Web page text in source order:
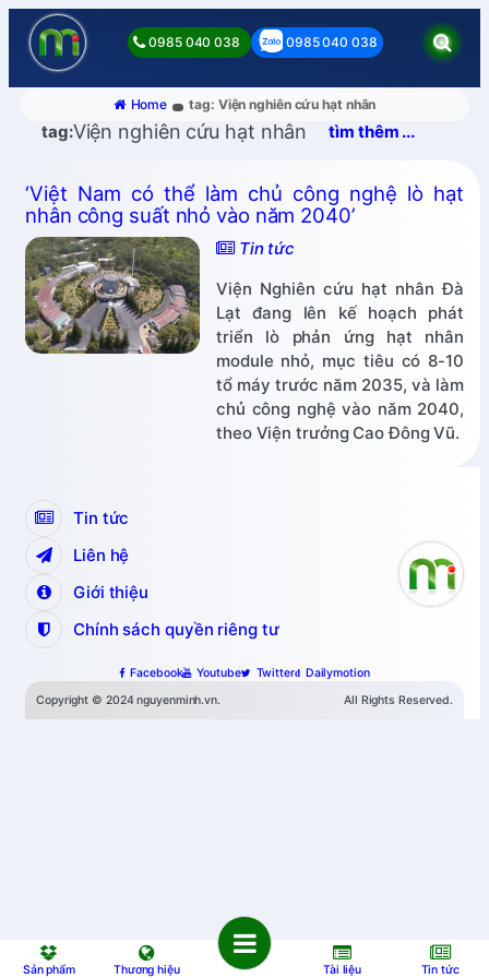
0985 040 038 0985 040 038
Sản phẩm Thương hiệu Tài liệu Tin tức
Home tag: Viện nghiên cứu hạt nhân
tag:Viện nghiên cứu hạt nhân tìm thêm ...
‘Việt Nam có thể làm chủ công nghệ lò hạt
nhân công suất nhỏ vào năm 2040’
Tin tức
Viện Nghiên cứu hạt nhân Đà
Lạt đang lên kế hoạch phát
triển lò phản ứng hạt nhân
module nhỏ, mục tiêu có 8-10
tổ máy trước năm 2035, và làm
chủ công nghệ vào năm 2040,
theo Viện trưởng Cao Đông Vũ.
Tin tức
Liên hệ
Giới thiệu
Chính sách quyền riêng tư
Facebook Youtube Twitter
Dailymotion
Copyright © 2024 nguyenminh.vn.
All Rights Reserved.